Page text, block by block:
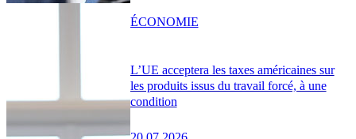
L’UE acceptera les taxes américaines sur
les produits issus du travail forcé, à une
condition
ÉCONOMIE